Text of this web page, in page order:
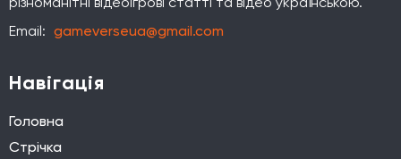
Email: gameverseua@gmail.com
Навігація
Головна
Стрічка